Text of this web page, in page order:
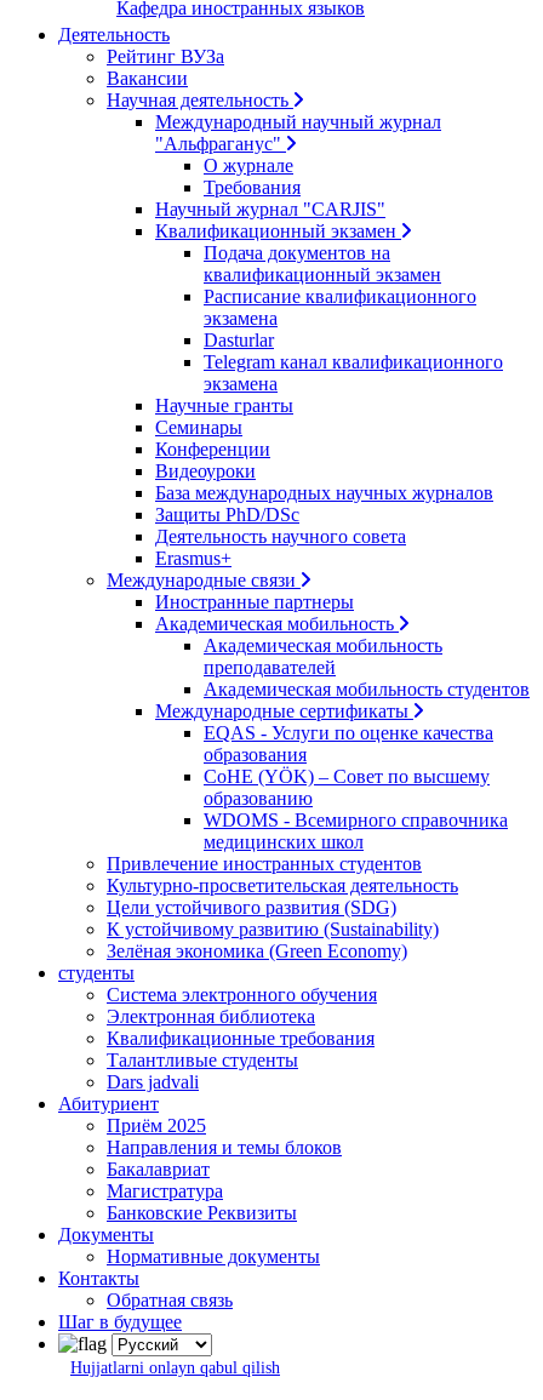
Кафедра иностранных языков
Деятельность
Рейтинг ВУЗа
Вакансии
Научная деятельность
Международный научный журнал
"Альфраганус"
О журнале
Требования
Научный журнал "CARJIS"
Квалификационный экзамен
Подача документов на
квалификационный экзамен
Расписание квалификационного
экзамена
Dasturlar
Telegram канал квалификационного
экзамена
Научные гранты
Семинары
Конференции
Видеоуроки
База международных научных журналов
Защиты PhD/DSc
Деятельность научного совета
Erasmus+
Международные связи
Иностранные партнеры
Академическая мобильность
Академическая мобильность
преподавателей
Академическая мобильность студентов
Международные сертификаты
EQAS - Услуги по оценке качества
образования
CoHE (YÖK) – Совет по высшему
образованию
WDOMS - Всемирного справочника
медицинских школ
Привлечение иностранных студентов
Культурно-просветительская деятельность
Цели устойчивого развития (SDG)
К устойчивому развитию (Sustainability)
Зелёная экономика (Green Economy)
студенты
Система электронного обучения
Электронная библиотека
Квалификационные требования
Талантливые студенты
Dars jadvali
Абитуриент
Приём 2025
Направления и темы блоков
Бакалавриат
Магистратура
Банковские Реквизиты
Документы
Нормативные документы
Контакты
Обратная связь
Шаг в будущее
Hujjatlarni onlayn qabul qilish